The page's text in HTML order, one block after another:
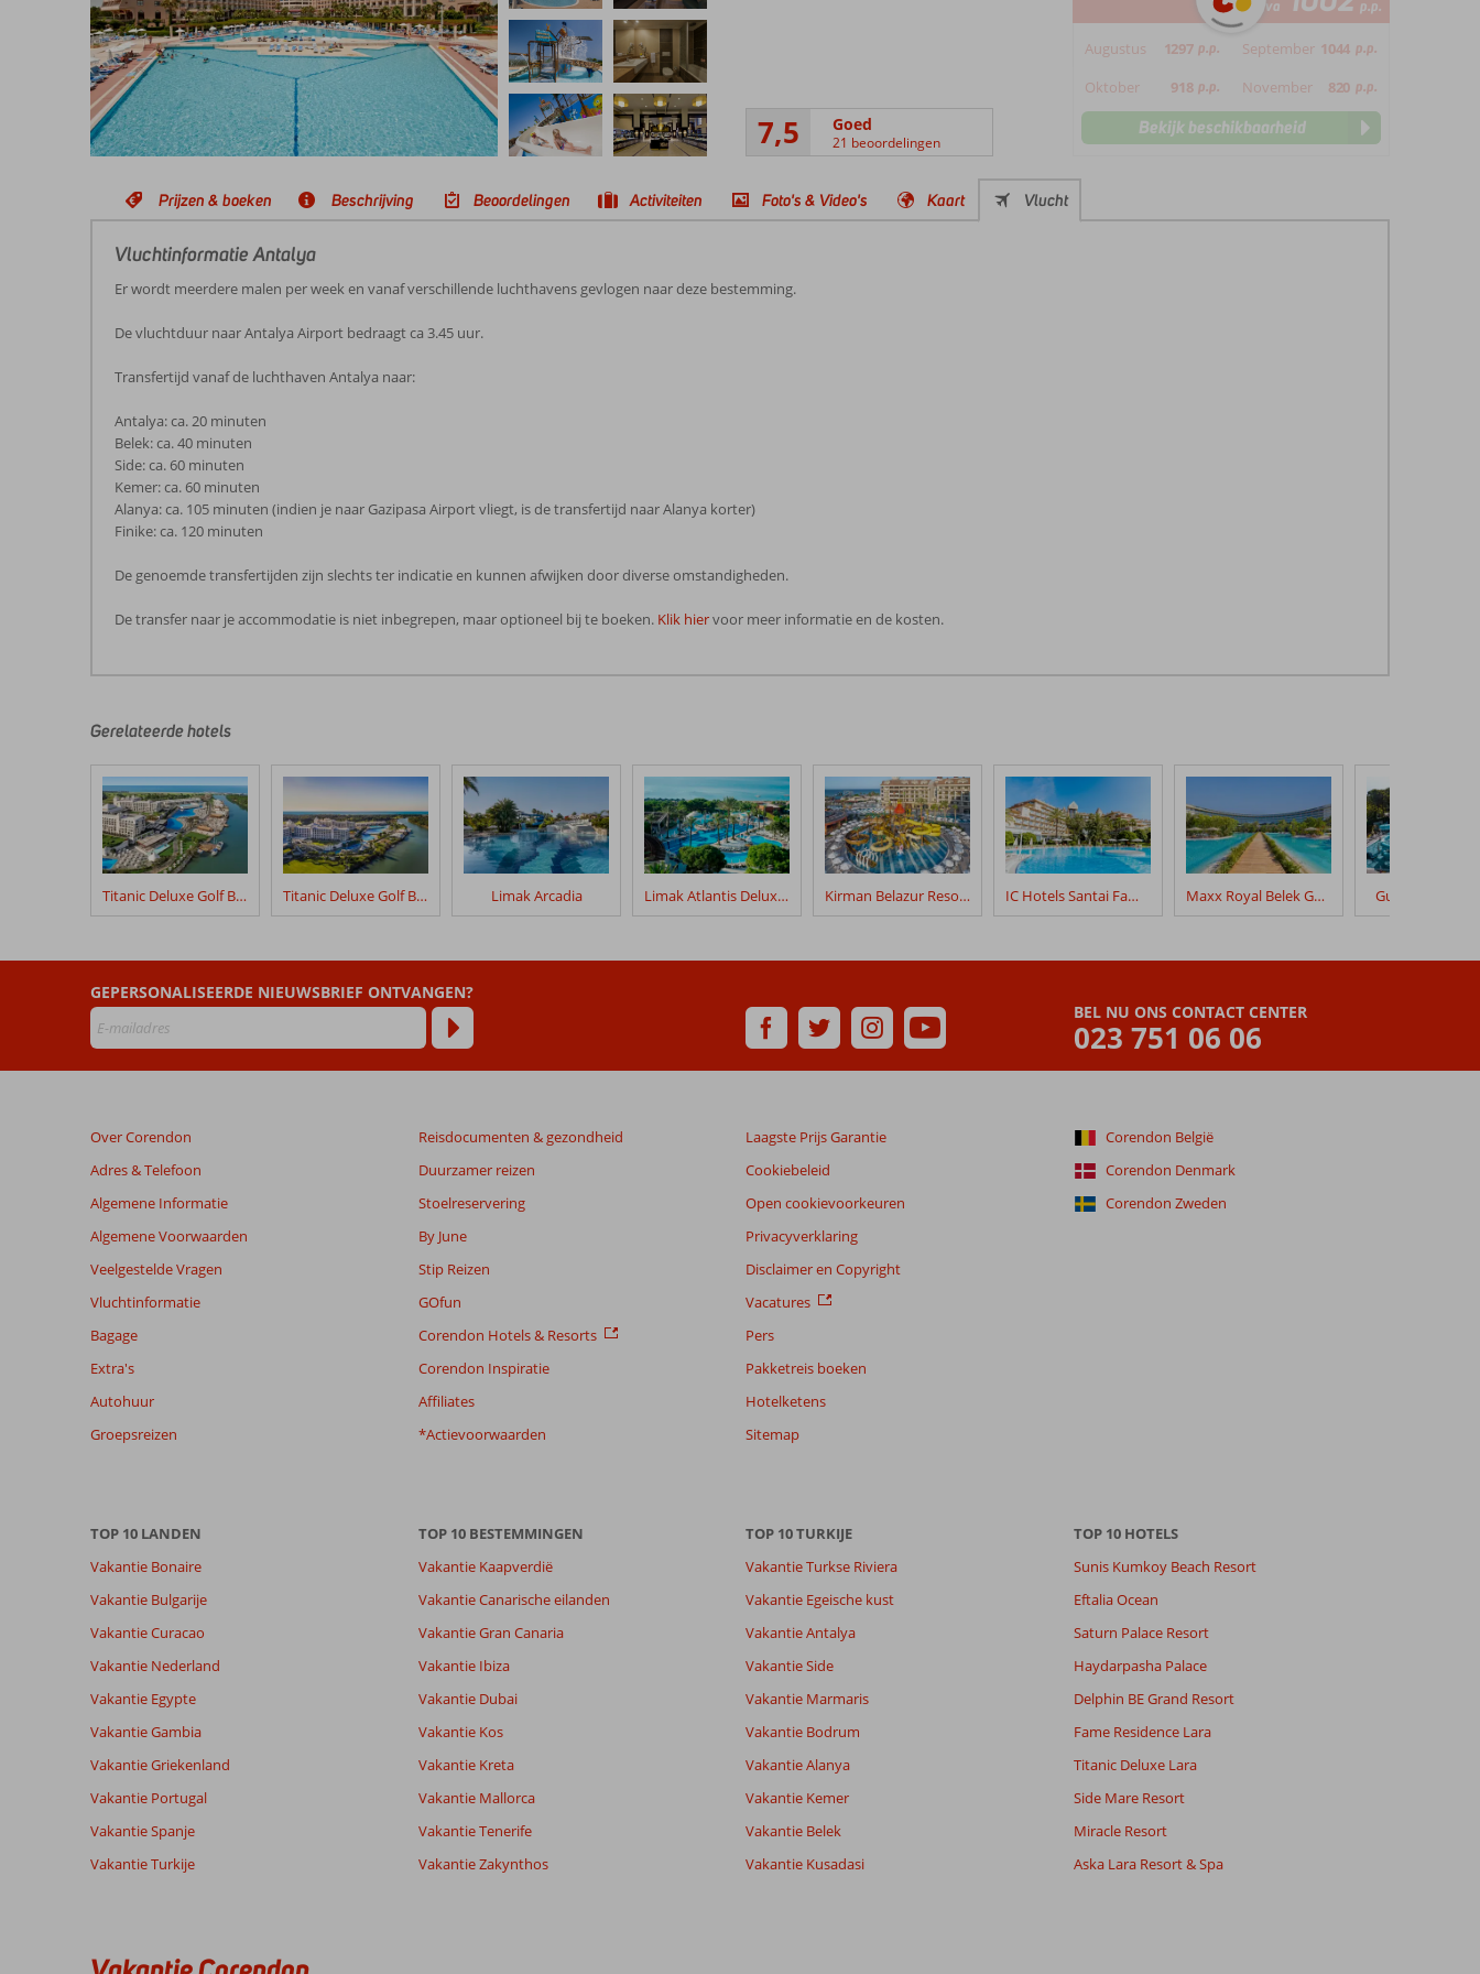
7,5 Goed
21 beoordelingen
va p.p.
Augustus 1297 p.p. September 1044 p.p.
Oktober 918 p.p. November 820 p.p.
Bekijk beschikbaarheid
Prijzen & boeken Beschrijving Beoordelingen Activiteiten Foto's & Video's Kaart Vlucht
Vluchtinformatie Antalya
Er wordt meerdere malen per week en vanaf verschillende luchthavens gevlogen naar deze bestemming.
De vluchtduur naar Antalya Airport bedraagt ca 3.45 uur.
Transfertijd vanaf de luchthaven Antalya naar:
Antalya: ca. 20 minuten
Belek: ca. 40 minuten
Side: ca. 60 minuten
Kemer: ca. 60 minuten
Alanya: ca. 105 minuten (indien je naar Gazipasa Airport vliegt, is de transfertijd naar Alanya korter)
Finike: ca. 120 minuten
De genoemde transfertijden zijn slechts ter indicatie en kunnen afwijken door diverse omstandigheden.
De transfer naar je accommodatie is niet inbegrepen, maar optioneel bij te boeken. Klik hiervoor meer informatie en de kosten.
door
klanten
geschreven
na
hun
verblijf
Kaya
Beoordelingen
die
ouder
zijn
dan
worden
niet
meer
weergegeven
de
relevantie
de
info
Totale score
Gebaseerd op:
217,5
Goed
Eten
8,2
Kindvriendelijk 7,5
Wifi kwaliteit
Ervaringen
van onze
klanten
Filter reisgezelschap
Alle
Sorteren op
datum (nieuw > oud)
8,0
Met groep
Mooie
oké.
Algemene indruk
Eten 8
Gerelateerde hotels
Titanic Deluxe Golf Belek Titanic Deluxe Golf Belek - Golfpakket Limak Arcadia Limak Atlantis Deluxe Hotel Kirman Belazur Resort & Spa IC Hotels Santai Family Resort Maxx Royal Belek Golf Resort Gural Premier
BEL NU ONS CONTACT CENTER
023 751 06 06
GEPERSONALISEERDE NIEUWSBRIEF ONTVANGEN?
Over Corendon
Adres & Telefoon
Algemene Informatie
Algemene Voorwaarden
Veelgestelde Vragen
Vluchtinformatie
Bagage
Extra's
Autohuur
Groepsreizen
Reisdocumenten & gezondheid
Duurzamer reizen
Stoelreservering
By June
Stip Reizen
GOfun
Corendon Hotels & Resorts
Corendon Inspiratie
Affiliates
*Actievoorwaarden
Laagste Prijs Garantie
Cookiebeleid
Open cookievoorkeuren
Privacyverklaring
Disclaimer en Copyright
Vacatures
Pers
Pakketreis boeken
Hotelketens
Sitemap
Corendon België
Corendon Denmark
Corendon Zweden
TOP 10 LANDEN
Vakantie Bonaire
Vakantie Bulgarije
Vakantie Curacao
Vakantie Nederland
Vakantie Egypte
Vakantie Gambia
Vakantie Griekenland
Vakantie Portugal
Vakantie Spanje
Vakantie Turkije
TOP 10 BESTEMMINGEN
Vakantie Kaapverdië
Vakantie Canarische eilanden
Vakantie Gran Canaria
Vakantie Ibiza
Vakantie Dubai
Vakantie Kos
Vakantie Kreta
Vakantie Mallorca
Vakantie Tenerife
Vakantie Zakynthos
TOP 10 TURKIJE
Vakantie Turkse Riviera
Vakantie Egeische kust
Vakantie Antalya
Vakantie Side
Vakantie Marmaris
Vakantie Bodrum
Vakantie Alanya
Vakantie Kemer
Vakantie Belek
Vakantie Kusadasi
TOP 10 HOTELS
Sunis Kumkoy Beach Resort
Eftalia Ocean
Saturn Palace Resort
Haydarpasha Palace
Delphin BE Grand Resort
Fame Residence Lara
Titanic Deluxe Lara
Side Mare Resort
Miracle Resort
Aska Lara Resort & Spa